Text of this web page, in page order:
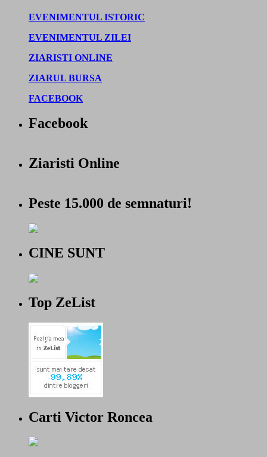
EVENIMENTUL ISTORIC
EVENIMENTUL ZILEI
ZIARISTI ONLINE
ZIARUL BURSA
FACEBOOK
Facebook
Ziaristi Online
Peste 15.000 de semnaturi!
CINE SUNT
Top ZeList
Carti Victor Roncea